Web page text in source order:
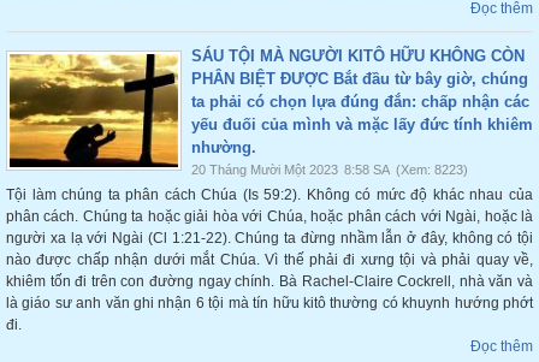
Đọc thêm
SÁU TỘI MÀ NGƯỜI KITÔ HỮU KHÔNG CÒN
PHÂN BIỆT ĐƯỢC Bắt đầu từ bây giờ, chúng
ta phải có chọn lựa đúng đắn: chấp nhận các
yếu đuối của mình và mặc lấy đức tính khiêm
nhường.
20 Tháng Mười Một 2023 8:58 SA (Xem: 8223)
Tội làm chúng ta phân cách Chúa (Is 59:2). Không có mức độ khác nhau của
phân cách. Chúng ta hoặc giải hòa với Chúa, hoặc phân cách với Ngài, hoặc là
người xa lạ với Ngài (Cl 1:21-22). Chúng ta đừng nhầm lẫn ở đây, không có tội
nào được chấp nhận dưới mắt Chúa. Vì thế phải đi xưng tội và phải quay về,
khiêm tốn đi trên con đường ngay chính. Bà Rachel-Claire Cockrell, nhà văn và
là giáo sư anh văn ghi nhận 6 tội mà tín hữu kitô thường có khuynh hướng phớt
đi.
Đọc thêm